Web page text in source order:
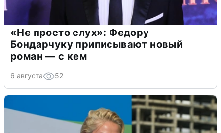
«Не просто слух»: Федору
Бондарчуку приписывают новый
роман — с кем
6 августа 52